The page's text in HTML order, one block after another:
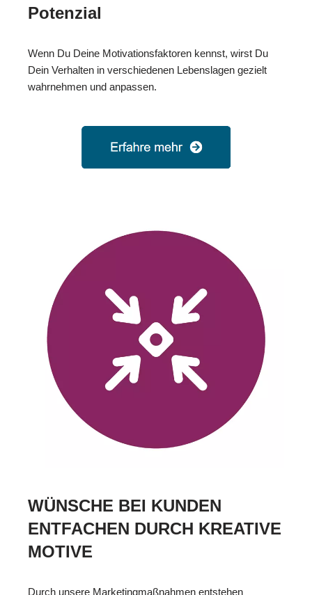
Potenzial
Wenn Du Deine Motivationsfaktoren kennst, wirst Du
Dein Verhalten in verschiedenen Lebenslagen gezielt
wahrnehmen und anpassen.
WÜNSCHE BEI KUNDEN
ENTFACHEN DURCH KREATIVE
MOTIVE
Durch unsere Marketingmaßnahmen entstehen